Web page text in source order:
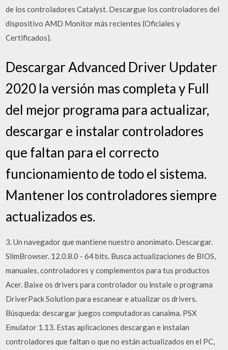
de los controladores Catalyst. Descargue los controladores del
dispositivo AMD Monitor más recientes (Oficiales y
Certificados).
Descargar Advanced Driver Updater
2020 la versión mas completa y Full
del mejor programa para actualizar,
descargar e instalar controladores
que faltan para el correcto
funcionamiento de todo el sistema.
Mantener los controladores siempre
actualizados es.
3. Un navegador que mantiene nuestro anonimato. Descargar.
SlimBrowser. 12.0.8.0 - 64 bits. Busca actualizaciones de BIOS,
manuales, controladores y complementos para tus productos
Acer. Baixe os drivers para controlador ou instale o programa
DriverPack Solution para escanear e atualizar os drivers.
Búsqueda: descargar juegos computadoras canaima. PSX
Emulator 1.13. Estas aplicaciones descargan e instalan
controladores que faltan o que no están actualizados en el PC,